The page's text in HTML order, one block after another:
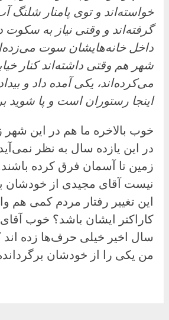
خواسته‌اند و توی پامنار
گرفته‌اند و وقتی نیاز به سکوت
داخل خانه‌هایشان سوت
شهر هم وقتی داشته‌اند کنار
می‌کرده‌اند، یکی آمده داد و
اینجا رستوران است و پا شوید
خوب بالاخره ما هم در این
در این یازده سال به نظر
زمین تا آسمان فرق کرده
نیست آقای مجیدی از خودشان
این تغییر رفتار مردم کمی هم
کاراکتر ایشان باشد؟ خوب
سال اخیر خیلی حرف‌ها زده اند
من یکی را از خودشان